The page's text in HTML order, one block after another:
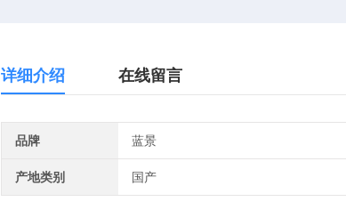
详细介绍 在线留言
品牌 蓝景
产地类别 国产